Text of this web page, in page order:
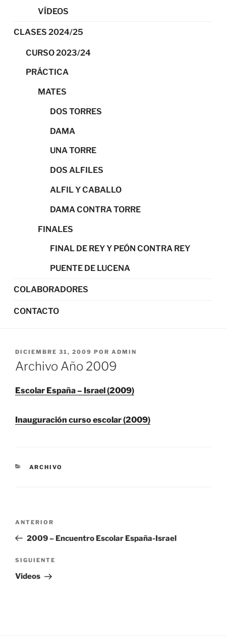
VÍDEOS
CLASES 2024/25
CURSO 2023/24
PRÁCTICA
MATES
DOS TORRES
DAMA
UNA TORRE
DOS ALFILES
ALFIL Y CABALLO
DAMA CONTRA TORRE
FINALES
FINAL DE REY Y PEÓN CONTRA REY
PUENTE DE LUCENA
COLABORADORES
CONTACTO
PUBLICADO
EL
DICIEMBRE 31, 2009 POR ADMIN
Archivo Año 2009
Escolar España – Israel (2009)
Inauguración curso escolar (2009)
CATEGORÍAS
ARCHIVO
Navegación
entradas
Entrada
anterior:
ANTERIOR
2009 – Encuentro Escolar España-Israel
Siguiente
entrada
SIGUIENTE
Videos